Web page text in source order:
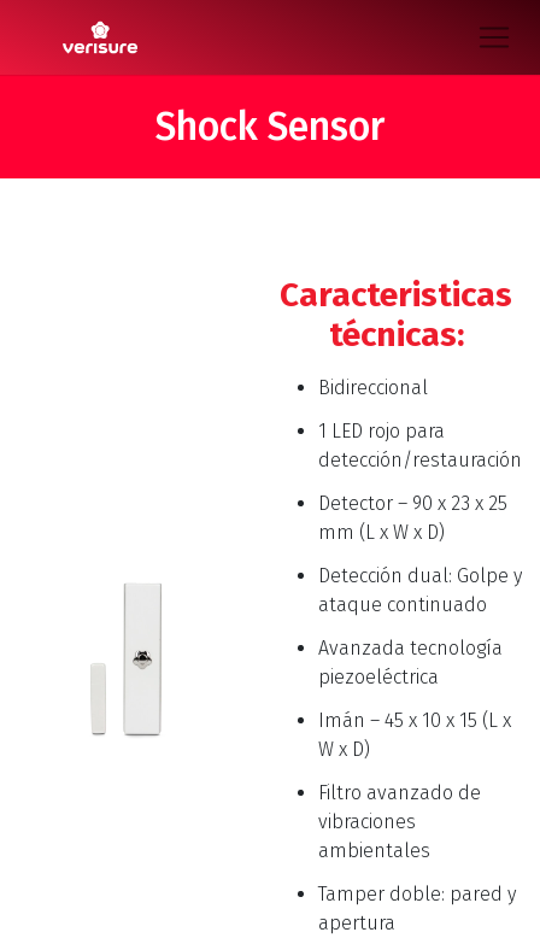
Shock Sensor
Caracteristicas
técnicas:
Bidireccional
1 LED rojo para
detección/restauración
Detector – 90 x 23 x 25
mm (L x W x D)
Detección dual: Golpe y
ataque continuado
Avanzada tecnología
piezoeléctrica
Imán – 45 x 10 x 15 (L x
W x D)
Filtro avanzado de
vibraciones
ambientales
Tamper doble: pared y
apertura